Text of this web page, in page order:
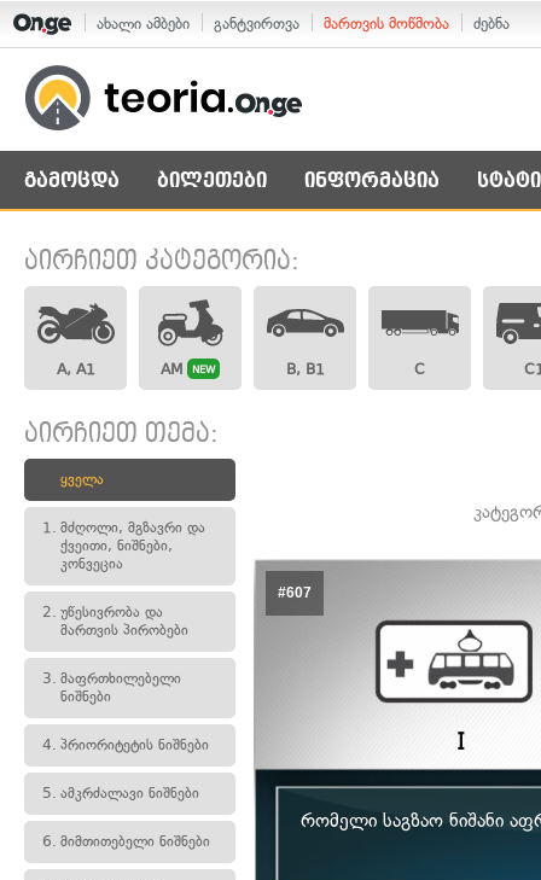
ახალი ამბები განტვირთვა მართვის მოწმობა ძებნა
გამოცდა ბილეთები ინფორმაცია
აირჩიეთ კატეგორია:
A, A1 AM NEW B, B1 C
აირჩიეთ თემა:
ყველა
1. მძღოლი, მგზავრი და
ქვეითი, ნიშნები,
კონვეცია
2. უწესივრობა და
მართვის პირობები
3. მაფრთხილებელი
ნიშნები
4. პრიორიტეტის ნიშნები
5. ამკრძალავი ნიშნები
6. მიმთითებელი ნიშნები
#607
რომელი საგზაო ნიშანი